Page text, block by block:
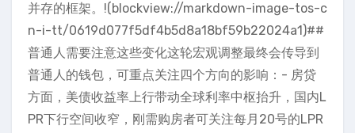
并存的框架。!(blockview://markdown-image-tos-c
n-i-tt/0619d077f5df4b5d8a18bf59b22024a1)##
普通人需要注意这些变化这轮宏观调整最终会传导到
普通人的钱包，可重点关注四个方向的影响：- 房贷
方面，美债收益率上行带动全球利率中枢抬升，国内L
PR下行空间收窄，刚需购房者可关注每月20号的LPR